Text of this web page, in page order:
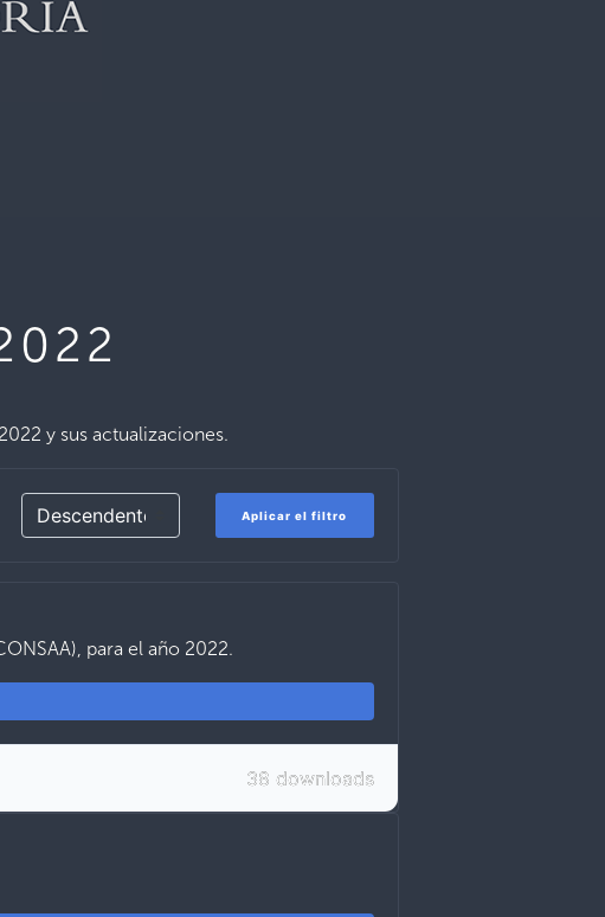
y sus actualizaciones.
Aplicar el filtro
para el año 2022.
38 downloads